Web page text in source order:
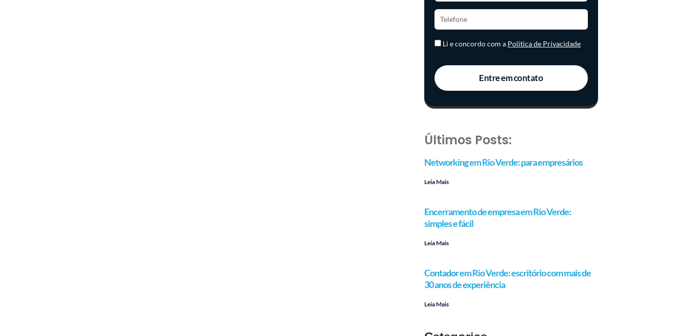
Li e concordo com a Política de Privacidade
Entre em contato
Últimos Posts:
Networking em Rio Verde: para empresários
Leia Mais
Encerramento de empresa em Rio Verde:
simples e fácil
Leia Mais
Contador em Rio Verde: escritório com mais de
30 anos de experiência
Leia Mais